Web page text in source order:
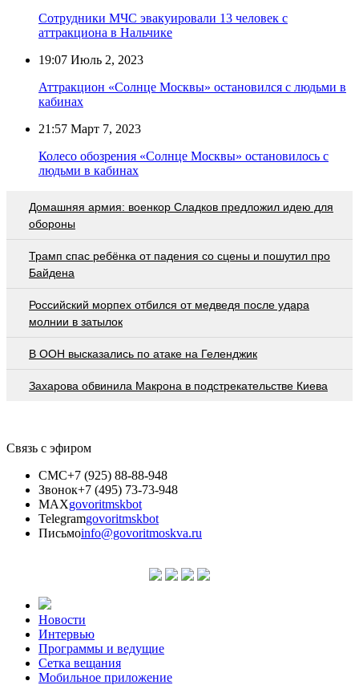
Сотрудники МЧС эвакуировали 13 человек с
аттракциона в Нальчике
19:07 Июль 2, 2023
Аттракцион «Солнце Москвы» остановился с людьми в
кабинах
21:57 Март 7, 2023
Колесо обозрения «Солнце Москвы» остановилось с
людьми в кабинах
Домашняя армия: военкор Сладков предложил идею для
обороны
Трамп спас ребёнка от падения со сцены и пошутил про
Байдена
Российский морпех отбился от медведя после удара
молнии в затылок
В ООН высказались по атаке на Геленджик
Захарова обвинила Макрона в подстрекательстве Киева
Связь с эфиром
СМС+7 (925) 88-88-948
Звонок+7 (495) 73-73-948
MAXgovoritmskbot
Telegramgovoritmskbot
Письмоinfo@govoritmoskva.ru
Новости
Интервью
Программы и ведущие
Сетка вещания
Мобильное приложение